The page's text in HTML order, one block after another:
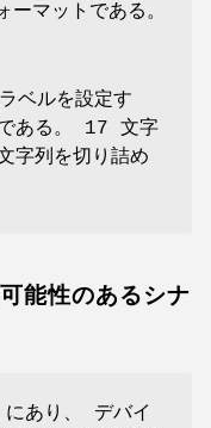
マットである。
ベルを設定す
ある。 17 文字
列を切り詰め
能性のあるシナ
り、 デバイ